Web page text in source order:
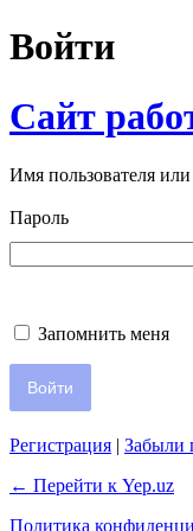
Войти
Сайт
Имя пользователя
Пароль
Запомнить меня
Регистрация | Забыли
← Перейти к Yep.uz
Политика